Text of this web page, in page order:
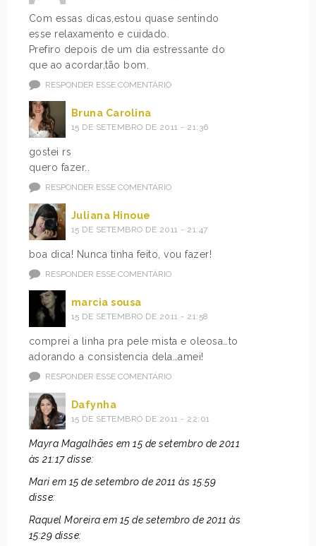
Com essas dicas,estou quase sentindo
esse relaxamento e cuidado.
Prefiro depois de um dia estressante do
que ao acordar,tão bom.
RESPONDER ESSE COMENTÁRIO
Bruna Carolina
15 DE SETEMBRO DE 2011 - 21:36
gostei rs
quero fazer..
RESPONDER ESSE COMENTÁRIO
Juliana Hinoue
15 DE SETEMBRO DE 2011 - 21:47
boa dica! Nunca tinha feito, vou fazer!
RESPONDER ESSE COMENTÁRIO
marcia sousa
15 DE SETEMBRO DE 2011 - 21:58
comprei a linha pra pele mista e oleosa…to
adorando a consistencia dela…amei!
RESPONDER ESSE COMENTÁRIO
Dafynha
15 DE SETEMBRO DE 2011 - 22:01
Mayra Magalhães em 15 de setembro de 2011
às 21:17 disse:
Mari em 15 de setembro de 2011 às 15:59
disse:
Raquel Moreira em 15 de setembro de 2011 às
15:29 disse: